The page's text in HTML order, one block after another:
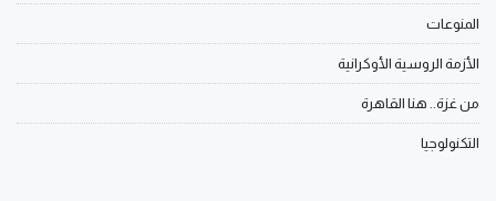
المنوعات
الأزمة الروسية الأوكرانية
من غزة.. هنا القاهرة
التكنولوجيا